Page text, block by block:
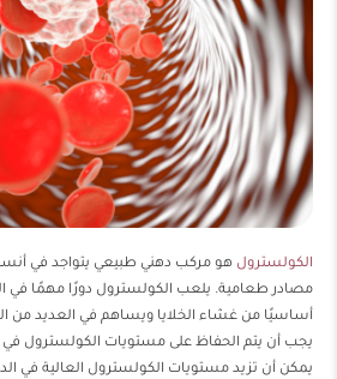
الكولسترول هو مركب دهني طبيعي يتواجد في
مصادر طعامية. يلعب الكولسترول دورًا مهمًا في
أساسيًا من غشاء الخلايا ويساهم في العديد من
يجب أن يتم الحفاظ على مستويات الكولسترول
يمكن أن تزيد مستويات الكولسترول العالية في